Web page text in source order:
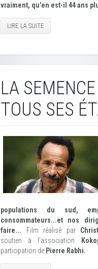
vraiment, qu'en est-il 44 ans
LIRE LA SUITE
LA
TOUS SES
populations du sud,
consommateurs...et nos
faire... Film réalisé par
soutien à l'association
participation de Pierre Rabhi.